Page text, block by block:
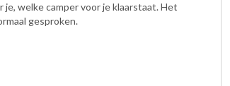
welke camper voor je klaarstaat. Het
gesproken.